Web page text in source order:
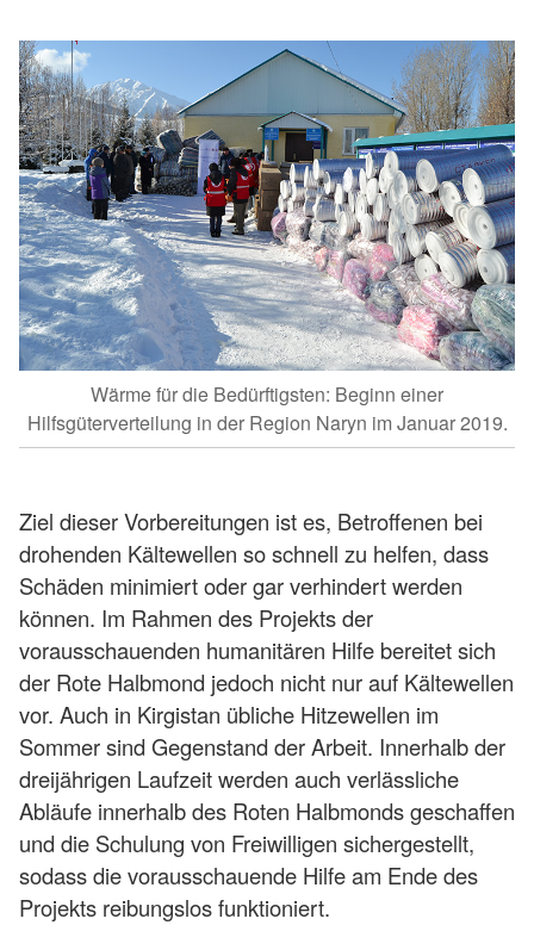
Wärme für die Bedürftigsten: Beginn einer
Hilfsgüterverteilung in der Region Naryn im Januar 2019.
Ziel dieser Vorbereitungen ist es, Betroffenen bei
drohenden Kältewellen so schnell zu helfen, dass
Schäden minimiert oder gar verhindert werden
können. Im Rahmen des Projekts der
vorausschauenden humanitären Hilfe bereitet sich
der Rote Halbmond jedoch nicht nur auf Kältewellen
vor. Auch in Kirgistan übliche Hitzewellen im
Sommer sind Gegenstand der Arbeit. Innerhalb der
dreijährigen Laufzeit werden auch verlässliche
Abläufe innerhalb des Roten Halbmonds geschaffen
und die Schulung von Freiwilligen sichergestellt,
sodass die vorausschauende Hilfe am Ende des
Projekts reibungslos funktioniert.